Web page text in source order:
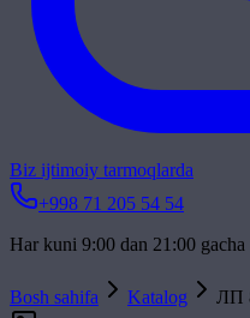
Biz ijtimoiy tarmoqlarda
+998 71 205 54 54
Har kuni 9:00 dan 21:00 gacha
Bosh sahifa Katalog
ЛП